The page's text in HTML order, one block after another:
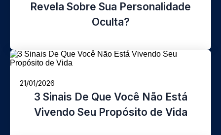
Revela Sobre Sua Personalidade
Oculta?
21/01/2026
3 Sinais De Que Você Não Está
Vivendo Seu Propósito de Vida